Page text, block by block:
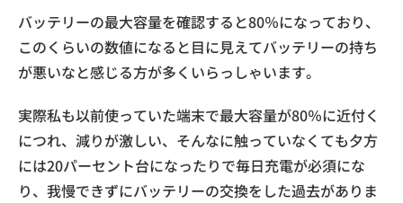
バッテリーの最大容量を確認すると80％になっており、
このくらいの数値になると目に見えてバッテリーの持ち
が悪いなと感じる方が多くいらっしゃいます。
実際私も以前使っていた端末で最大容量が80％に近付く
につれ、減りが激しい、そんなに触っていなくても夕方
には20パーセント台になったりで毎日充電が必須にな
り、我慢できずにバッテリーの交換をした過去がありま